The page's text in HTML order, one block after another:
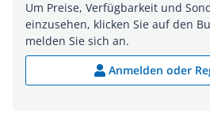
Um Preise, Verfügbarkeit und
einzusehen, klicken Sie auf den
melden Sie sich an.
Anmelden oder